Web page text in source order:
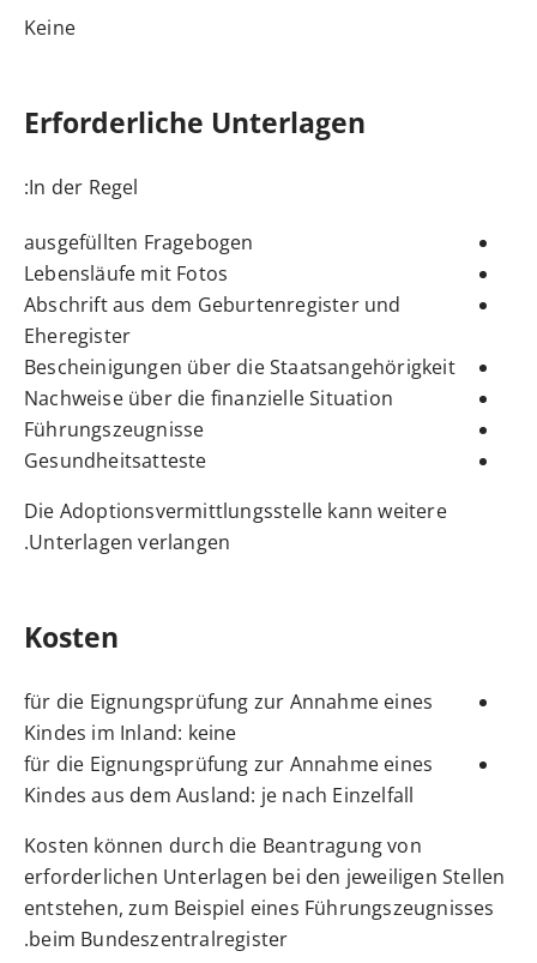
Keine
Erforderliche Unterlagen
In der Regel:
ausgefüllten Fragebogen
Lebensläufe mit Fotos
Abschrift aus dem Geburtenregister und
Eheregister
Bescheinigungen über die Staatsangehörigkeit
Nachweise über die finanzielle Situation
Führungszeugnisse
Gesundheitsatteste
Die Adoptionsvermittlungsstelle kann weitere
Unterlagen verlangen.
Kosten
für die Eignungsprüfung zur Annahme eines
Kindes im Inland: keine
für die Eignungsprüfung zur Annahme eines
Kindes aus dem Ausland: je nach Einzelfall
Kosten können durch die Beantragung von
erforderlichen Unterlagen bei den jeweiligen Stellen
entstehen, zum Beispiel eines Führungszeugnisses
beim Bundeszentralregister.